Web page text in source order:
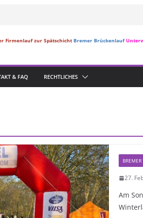
Firmenlauf zur Spätschicht Bremer Brückenlauf
& FAQ RECHTLICHES
27.
Am